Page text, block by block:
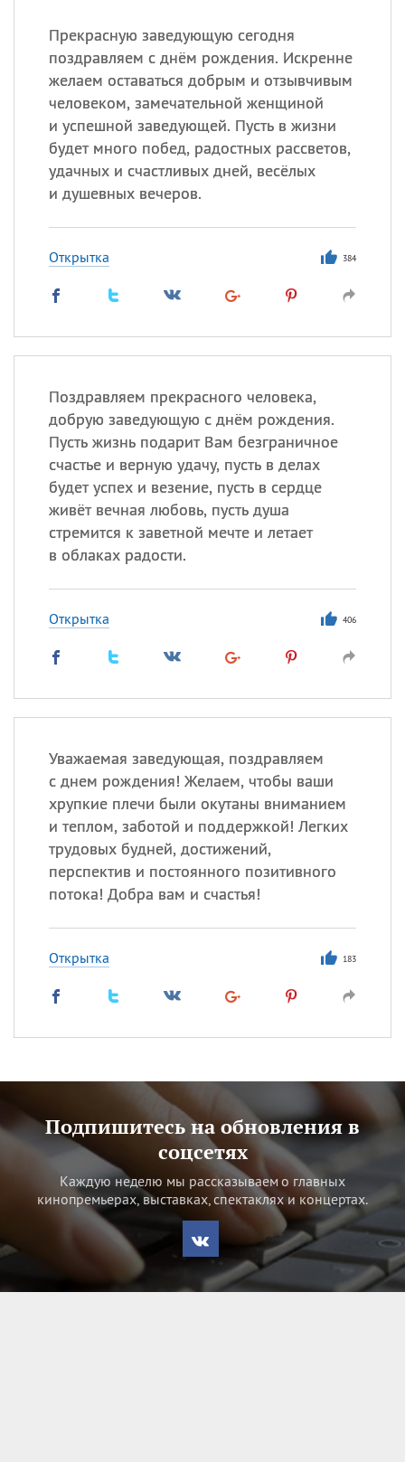
Прекрасную заведующую сегодня
поздравляем с днём рождения. Искренне
желаем оставаться добрым и отзывчивым
человеком, замечательной женщиной
и успешной заведующей. Пусть в жизни
будет много побед, радостных рассветов,
удачных и счастливых дней, весёлых
и душевных вечеров.
Открытка 384
Поздравляем прекрасного человека,
добрую заведующую с днём рождения.
Пусть жизнь подарит Вам безграничное
счастье и верную удачу, пусть в делах
будет успех и везение, пусть в сердце
живёт вечная любовь, пусть душа
стремится к заветной мечте и летает
в облаках радости.
Открытка 406
Уважаемая заведующая, поздравляем
с днем рождения! Желаем, чтобы ваши
хрупкие плечи были окутаны вниманием
и теплом, заботой и поддержкой! Легких
трудовых будней, достижений,
перспектив и постоянного позитивного
потока! Добра вам и счастья!
Открытка 183
Подпишитесь на обновления в
соцсетях
Каждую неделю мы рассказываем о главных
кинопремьерах, выставках, спектаклях и концертах.